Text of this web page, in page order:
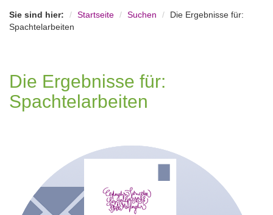
Sie sind hier: Startseite Suchen
Die Ergebnisse für:
Spachtelarbeiten
Die Ergebnisse für:
Spachtelarbeiten